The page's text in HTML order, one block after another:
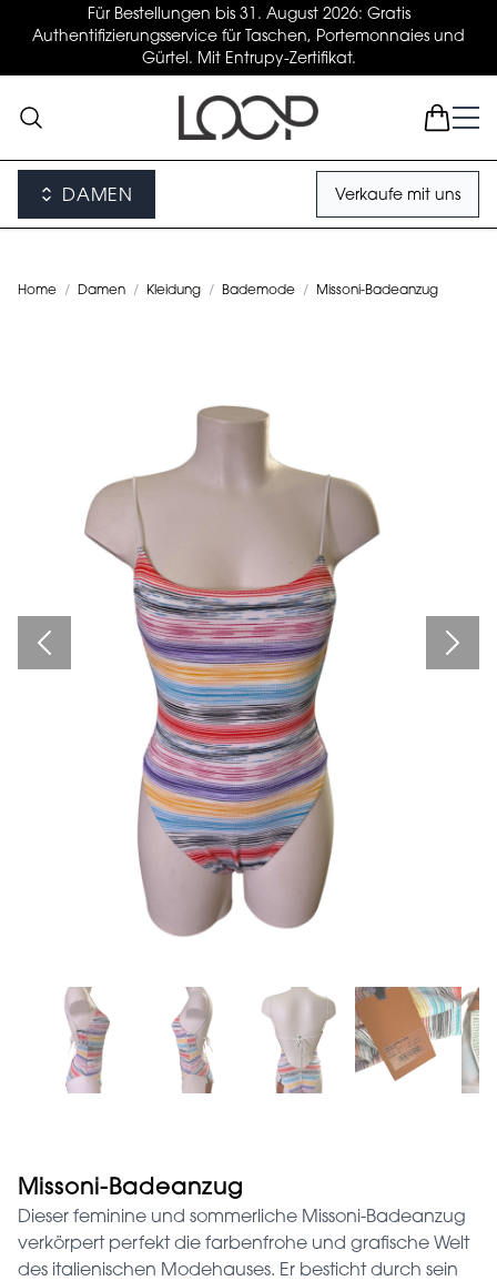
Für Bestellungen bis 31. August 2026: Gratis
Authentifizierungsservice für Taschen, Portemonnaies und
Gürtel. Mit Entrupy-Zertifikat.
DAMEN Verkaufe mit uns
Home / Damen / Kleidung / Bademode / Missoni-Badeanzug
Missoni-Badeanzug
Dieser feminine und sommerliche Missoni-Badeanzug
verkörpert perfekt die farbenfrohe und grafische Welt
des italienischen Modehauses. Er besticht durch sein